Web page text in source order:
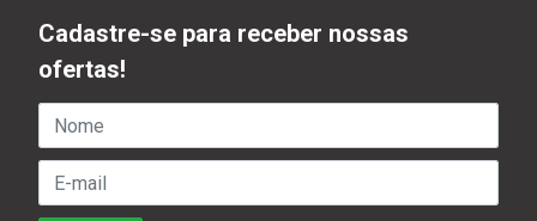
Cadastre-se para receber nossas
ofertas!